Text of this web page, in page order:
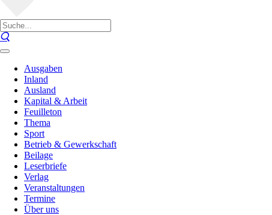
Ausgaben
Inland
Ausland
Kapital & Arbeit
Feuilleton
Thema
Sport
Betrieb & Gewerkschaft
Beilage
Leserbriefe
Verlag
Veranstaltungen
Termine
Über uns